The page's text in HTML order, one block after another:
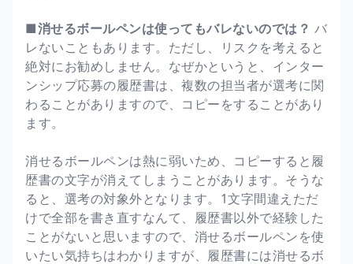
■消せるボールペンは使ってもバレないのでは？ バ
レないこともあります。ただし、リスクを考えると
絶対にお勧めしません。なぜかというと、インター
ンシップ応募の履歴書は、複数の担当者が選考に関
わることがありますので、コピーをすることがあり
ます。
消せるボールペンは熱に弱いため、コピーすると履
歴書の文字が消えてしまうことがあります。そうな
ると、選考の対象外となります。1文字間違えただ
けで全部を書き直すなんて、履歴書以外で経験した
ことがないと思いますので、消せるボールペンを使
いたい気持ちはわかりますが、履歴書には消せるボ